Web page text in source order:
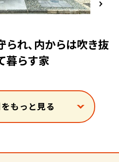
れ、内からは吹き抜
暮らす家
もっと見る